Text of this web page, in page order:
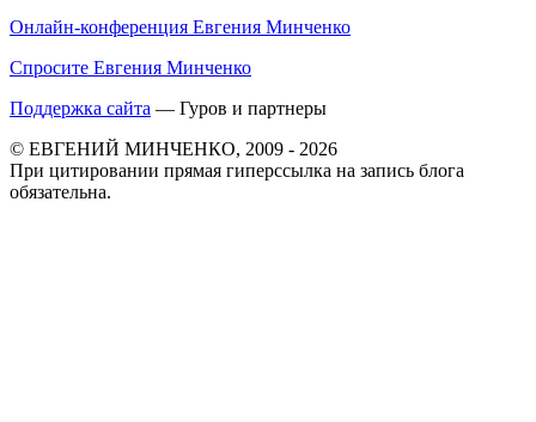
Онлайн-конференция Евгения Минченко
Спросите Евгения Минченко
Поддержка сайта — Гуров и партнеры
© ЕВГЕНИЙ МИНЧЕНКО, 2009 - 2026
При цитировании прямая гиперссылка на запись блога
обязательна.